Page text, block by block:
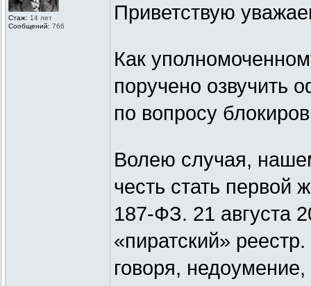
Стаж: 14 лет
Сообщений: 766
Приветствую
Как
поручено озвучить
по вопросу
Волею случая,
честь стать первой
187-ФЗ. 21 августа
«пиратский»
говоря,